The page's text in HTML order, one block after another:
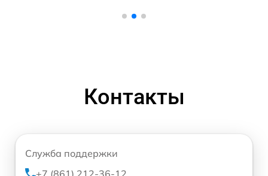
Контакты
Служба поддержки
+7 (861) 212-36-12